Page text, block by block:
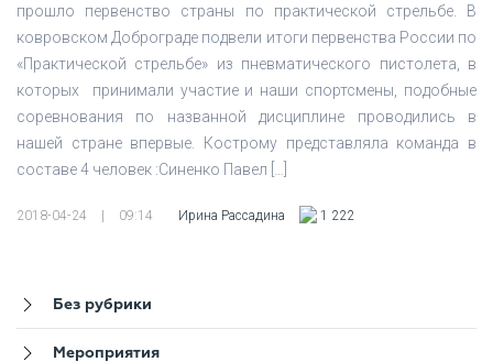
прошло первенство страны по практической стрельбе. В
ковровском Доброграде подвели итоги первенства России по
«Практической стрельбе» из пневматического пистолета, в
которых принимали участие и наши спортсмены, подобные
соревнования по названной дисциплине проводились в
нашей стране впервые. Кострому представляла команда в
составе 4 человек :Синенко Павел […]
2018-04-24 09:14 Ирина Рассадина 1 222
Без рубрики
Мероприятия